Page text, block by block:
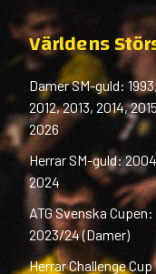
Världens
Damer SM-guld:
2012, 2013, 2014,
2026
Herrar SM-guld:
2024
ATG Svenska
2023/24 (Damer)
Herrar Challenge